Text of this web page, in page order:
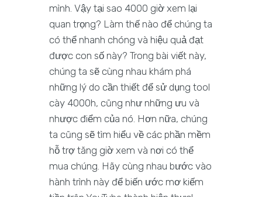
mình. Vậy tại sao 4000 giờ xem lại
quan trọng? Làm thế nào để chúng ta
có thể nhanh chóng và hiệu quả đạt
được con số này? Trong bài viết này,
chúng ta sẽ cùng nhau khám phá
những lý do cần thiết để sử dụng tool
cày 4000h, cũng như những ưu và
nhược điểm của nó. Hơn nữa, chúng
ta cũng sẽ tìm hiểu về các phần mềm
hỗ trợ tăng giờ xem và nơi có thể
mua chúng. Hãy cùng nhau bước vào
hành trình này để biến ước mơ kiếm